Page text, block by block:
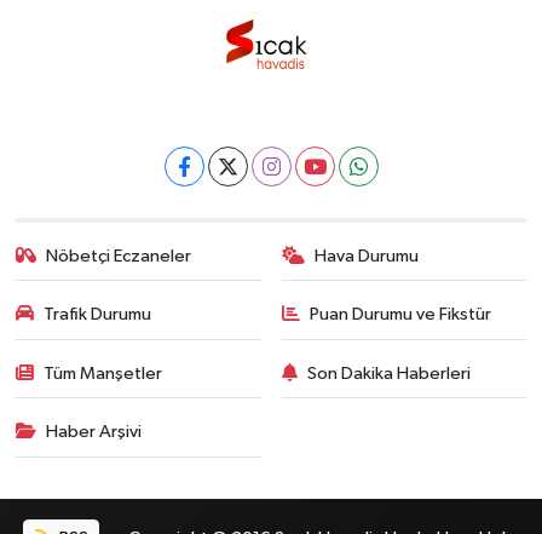
Nöbetçi Eczaneler Hava Durumu
Trafik Durumu Puan Durumu ve Fikstür
Tüm Manşetler Son Dakika Haberleri
Haber Arşivi